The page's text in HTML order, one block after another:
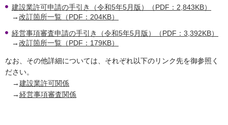
建設業許可申請の手引き（令和5年5月版）（PDF：2,843KB）
→改訂箇所一覧（PDF：204KB）
経営事項審査申請の手引き（令和5年5月版）（PDF：3,392KB）
→改訂箇所一覧（PDF：179KB）
なお、その他詳細については、それぞれ以下のリンク先を御参照く
ださい。
→建設業許可関係
→経営事項審査関係